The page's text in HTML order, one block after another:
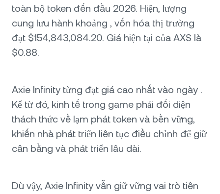
toàn bộ token đến đầu 2026. Hiện, lượng
cung lưu hành khoảng , vốn hóa thị trường
đạt $154,843,084.20. Giá hiện tại của AXS là
$0.88.
Axie Infinity từng đạt giá cao nhất vào ngày .
Kể từ đó, kinh tế trong game phải đối diện
thách thức về lạm phát token và bền vững,
khiến nhà phát triển liên tục điều chỉnh để giữ
cân bằng và phát triển lâu dài.
Dù vậy, Axie Infinity vẫn giữ vững vai trò tiên